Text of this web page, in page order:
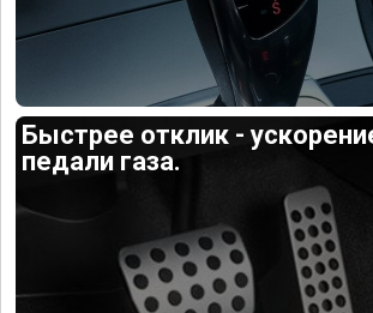
Быстрее отклик -
педали газа.